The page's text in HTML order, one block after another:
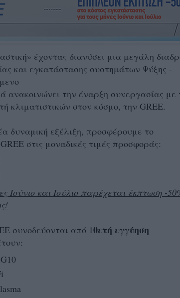
έχοντας διανύσει μια μεγάλη
και εγκατάστασης συστημάτων Ψύξης -
ανακοινώνει την έναρξη συνεργασίας με
κλιματιστικών στον κόσμο, την GREE.
δυναμική εξέλιξη, προσφέρουμε το
στις μοναδικές τιμές προσφοράς:
και Ιούλιο παρέχεται έκπτωση -
συνοδεύονται από 10ετή εγγύηση